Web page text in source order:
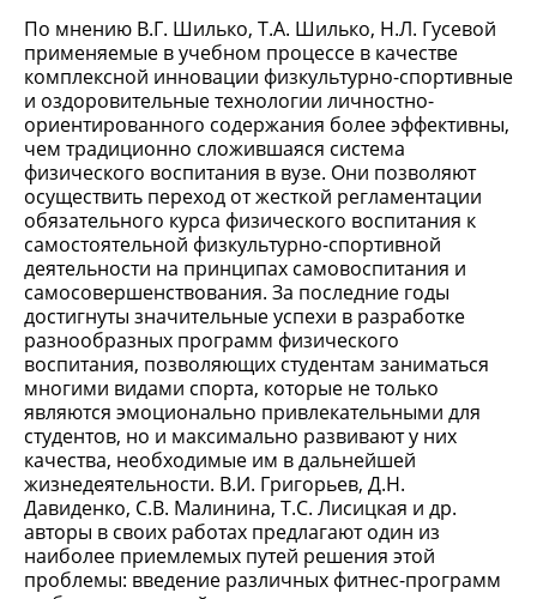
По мнению В.Г. Шилько, Т.А. Шилько, Н.Л. Гусевой
применяемые в учебном процессе в качестве
комплексной инновации физкультурно-спортивные
и оздоровительные технологии личностно-
ориентированного содержания более эффективны,
чем традиционно сложившаяся система
физического воспитания в вузе. Они позволяют
осуществить переход от жесткой регламентации
обязательного курса физического воспитания к
самостоятельной физкультурно-спортивной
деятельности на принципах самовоспитания и
самосовершенствования. За последние годы
достигнуты значительные успехи в разработке
разнообразных программ физического
воспитания, позволяющих студентам заниматься
многими видами спорта, которые не только
являются эмоционально привлекательными для
студентов, но и максимально развивают у них
качества, необходимые им в дальнейшей
жизнедеятельности. В.И. Григорьев, Д.Н.
Давиденко, С.В. Малинина, Т.С. Лисицкая и др.
авторы в своих работах предлагают один из
наиболее приемлемых путей решения этой
проблемы: введение различных фитнес-программ